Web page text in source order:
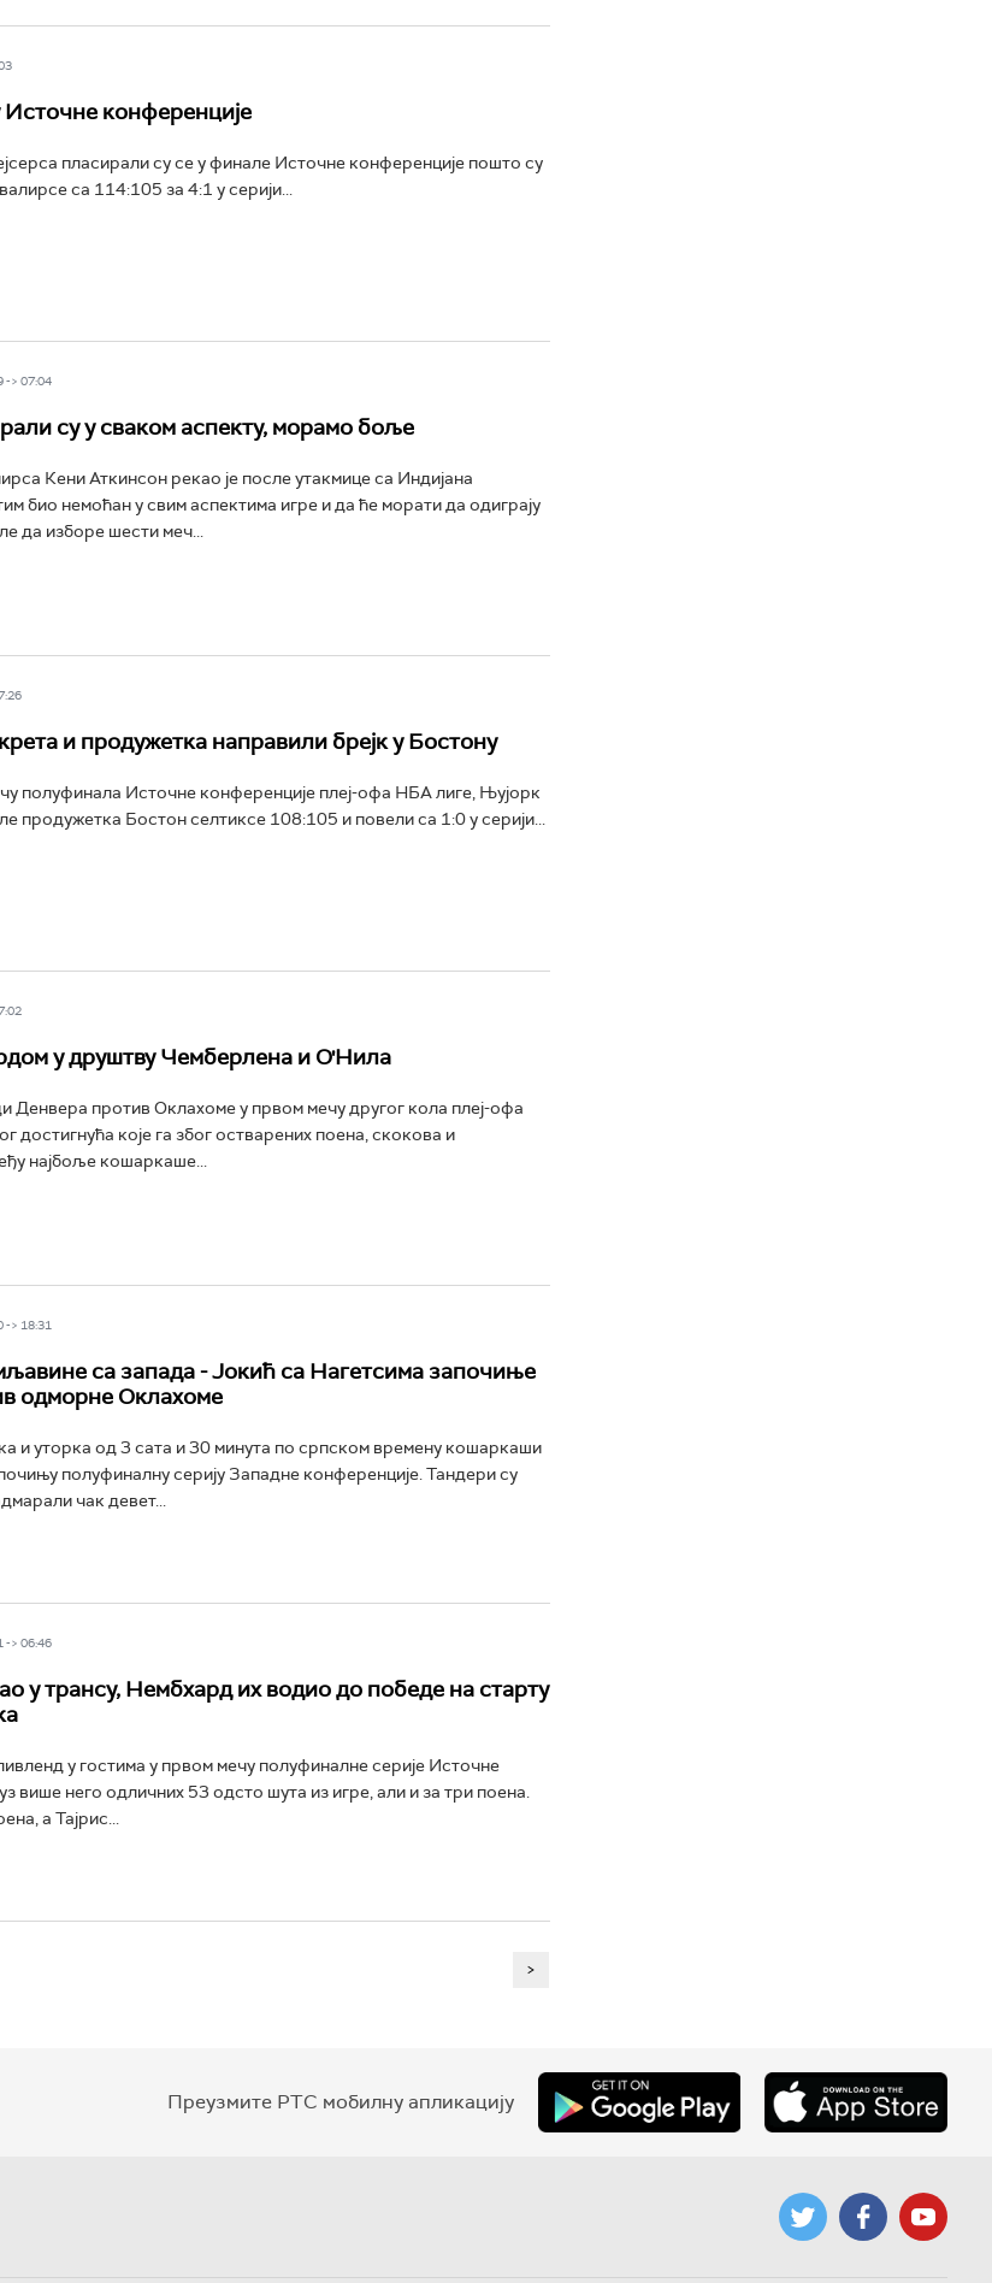
конференције
пласирали су се у финале Источне конференције пошто су
са 114:105 за 4:1 у серији...
> 07:04
су у сваком аспекту, морамо боље
Кени Аткинсон рекао је после утакмице са Индијана
био немоћан у свим аспектима игре и да ће морати да одиграју
да изборе шести меч...
и продужетка направили брејк у Бостону
полуфинала Источне конференције плеј-офа НБА лиге, Њујорк
продужетка Бостон селтиксе 108:105 и повели са 1:0 у серији...
у друштву Чемберлена и О'Нила
Денвера против Оклахоме у првом мечу другог кола плеј-офа
достигнућа које га због остварених поена, скокова и
најбоље кошаркаше...
> 18:31
са запада - Јокић са Нагетсима започиње
одморне Оклахоме
и уторка од 3 сата и 30 минута по српском времену кошаркаши
полуфиналну серију Западне конференције. Тандери су
чак девет...
> 06:46
у трансу, Нембхард их водио до победе на старту
у гостима у првом мечу полуфиналне серије Источне
више него одличних 53 одсто шута из игре, али и за три поена.
а Тајрис...
>
Преузмите РТС мобилну апликацију